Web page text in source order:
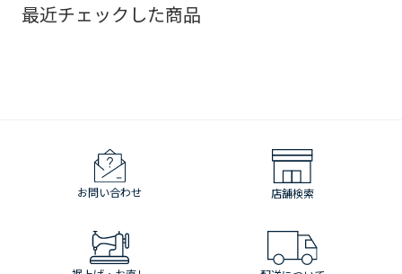
最近チェックした商品
お問い合わせ 店舗検索